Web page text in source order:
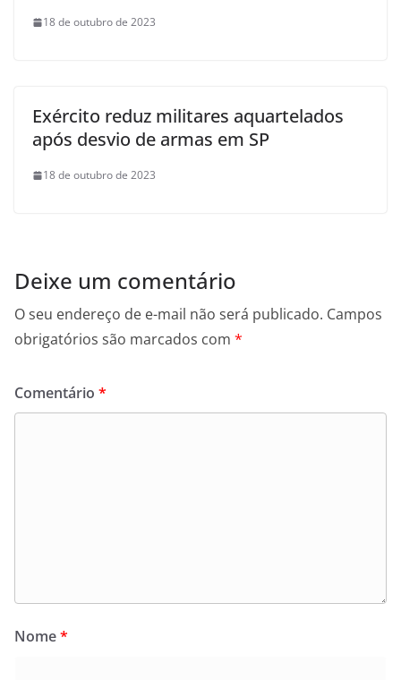
18 de outubro de 2023
Exército reduz militares aquartelados
após desvio de armas em SP
18 de outubro de 2023
Deixe um comentário
O seu endereço de e-mail não será publicado. Campos
obrigatórios são marcados com *
Comentário *
Nome*